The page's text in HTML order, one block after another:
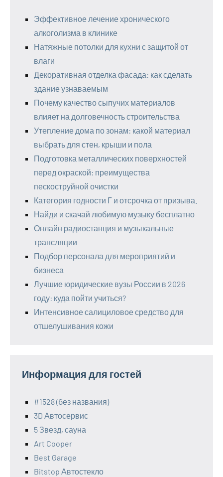
Эффективное лечение хронического
алкоголизма в клинике
Натяжные потолки для кухни с защитой от
влаги
Декоративная отделка фасада: как сделать
здание узнаваемым
Почему качество сыпучих материалов
влияет на долговечность строительства
Утепление дома по зонам: какой материал
выбрать для стен, крыши и пола
Подготовка металлических поверхностей
перед окраской: преимущества
пескоструйной очистки
Категория годности Г и отсрочка от призыва.
Найди и скачай любимую музыку бесплатно
Онлайн радиостанция и музыкальные
трансляции
Подбор персонала для мероприятий и
бизнеса
Лучшие юридические вузы России в 2026
году: куда пойти учиться?
Интенсивное салициловое средство для
отшелушивания кожи
Информация для гостей
#1528 (без названия)
3D Автосервис
5 Звезд, сауна
Art Cooper
Best Garage
Bitstop Автостекло